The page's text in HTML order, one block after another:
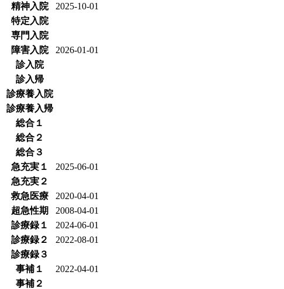
精神入院
2025-10-01
特定入院
専門入院
障害入院
2026-01-01
診入院
診入帰
診療養入院
診療養入帰
総合１
総合２
総合３
急充実１
2025-06-01
急充実２
救急医療
2020-04-01
超急性期
2008-04-01
診療録１
2024-06-01
診療録２
2022-08-01
診療録３
事補１
2022-04-01
事補２